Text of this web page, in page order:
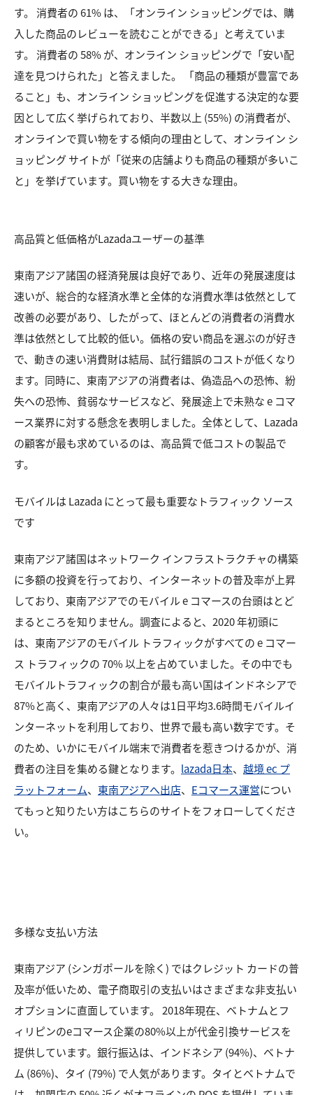
す。 消費者の 61% は、「オンライン ショッピングでは、購
入した商品のレビューを読むことができる」と考えていま
す。 消費者の 58% が、オンライン ショッピングで「安い配
達を見つけられた」と答えました。 「商品の種類が豊富であ
ること」も、オンライン ショッピングを促進する決定的な要
因として広く挙げられており、半数以上 (55%) の消費者が、
オンラインで買い物をする傾向の理由として、オンライン シ
ョッピング サイトが「従来の店舗よりも商品の種類が多いこ
と」を挙げています。買い物をする大きな理由。
高品質と低価格がLazadaユーザーの基準
東南アジア諸国の経済発展は良好であり、近年の発展速度は
速いが、総合的な経済水準と全体的な消費水準は依然として
改善の必要があり、したがって、ほとんどの消費者の消費水
準は依然として比較的低い。価格の安い商品を選ぶのが好き
で、動きの速い消費財は結局、試行錯誤のコストが低くなり
ます。同時に、東南アジアの消費者は、偽造品への恐怖、紛
失への恐怖、貧弱なサービスなど、発展途上で未熟な e コマ
ース業界に対する懸念を表明しました。全体として、Lazada
の顧客が最も求めているのは、高品質で低コストの製品で
す。
モバイルは Lazada にとって最も重要なトラフィック ソース
です
東南アジア諸国はネットワーク インフラストラクチャの構築
に多額の投資を行っており、インターネットの普及率が上昇
しており、東南アジアでのモバイル e コマースの台頭はとど
まるところを知りません。調査によると、2020 年初頭に
は、東南アジアのモバイル トラフィックがすべての e コマー
ス トラフィックの 70% 以上を占めていました。その中でも
モバイルトラフィックの割合が最も高い国はインドネシアで
87%と高く、東南アジアの人々は1日平均3.6時間モバイルイ
ンターネットを利用しており、世界で最も高い数字です。そ
のため、いかにモバイル端末で消費者を惹きつけるかが、消
費者の注目を集める鍵となります。 lazada日本、 越境 ec プ
ラットフォーム、 東南アジアへ出店、 Eコマース運営につい
てもっと知りたい方はこちらのサイトをフォローしてくださ
い。
多様な支払い方法
東南アジア (シンガポールを除く) ではクレジット カードの普
及率が低いため、電子商取引の支払いはさまざまな非支払い
オプションに直面しています。 2018年現在、ベトナムとフ
ィリピンのeコマース企業の80%以上が代金引換サービスを
提供しています。銀行振込は、インドネシア (94%)、ベトナ
ム (86%)、タイ (79%) で人気があります。タイとベトナムで